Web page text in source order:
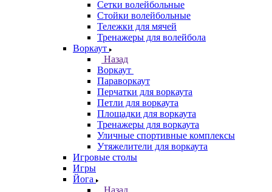
Сетки волейбольные
Стойки волейбольные
Тележки для мячей
Тренажеры для волейбола
Воркаут
Назад
Воркаут
Параворкаут
Перчатки для воркаута
Петли для воркаута
Площадки для воркаута
Тренажеры для воркаута
Уличные спортивные комплексы
Утяжелители для воркаута
Игровые столы
Игры
Йога
Назад